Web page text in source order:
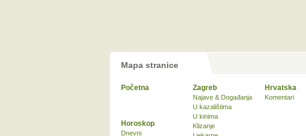
Mapa stranice
Početna Zagreb
Najave & Događanja
U kazalištima
U kinima
Klizanje
Hrvatska
Komentari
Horoskop
Dnevni